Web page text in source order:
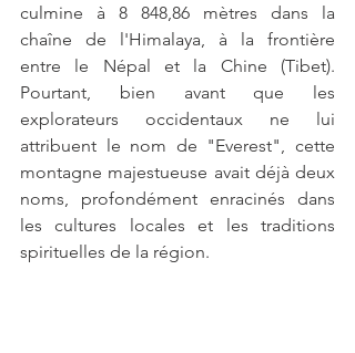
culmine à 8 848,86 mètres dans la
chaîne de l'Himalaya, à la frontière
entre le Népal et la Chine (Tibet).
Pourtant, bien avant que les
explorateurs occidentaux ne lui
attribuent le nom de "Everest", cette
montagne majestueuse avait déjà deux
noms, profondément enracinés dans
les cultures locales et les traditions
spirituelles de la région.